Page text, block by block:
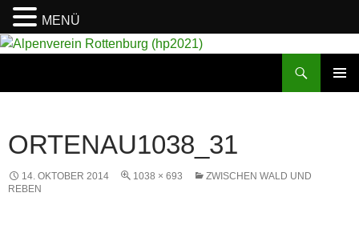
ORTENAU1038_31
14. OKTOBER 2014 1038 × 693
ZWISCHEN WALD UND
REBEN
MENÜ